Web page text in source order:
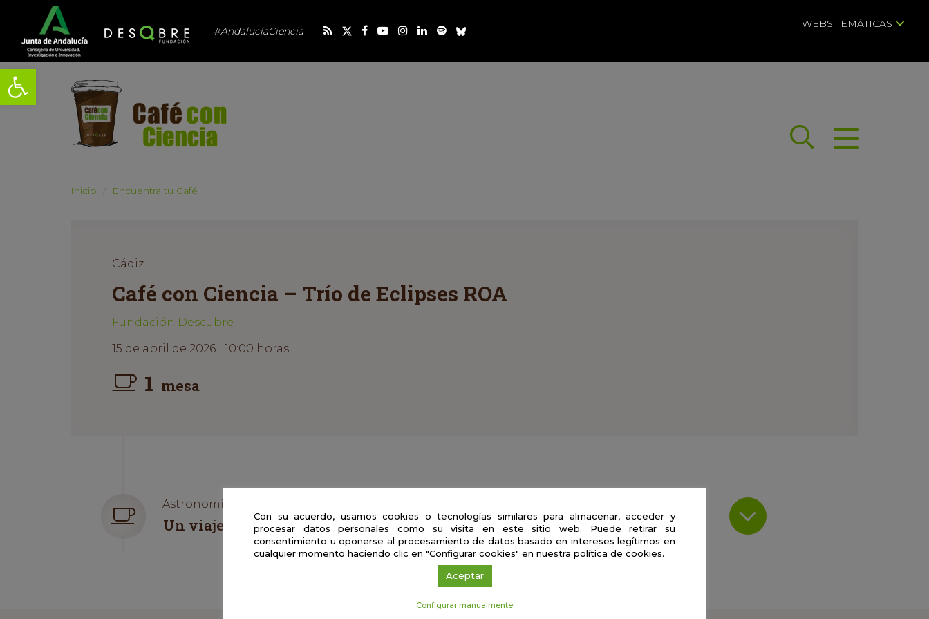
Abrir barra de herramientas
#AndalucíaCiencia
WEBS TEMÁTICAS
BuscarAbrir menú
Inicio Encuentra tu Café
Cádiz
Café con Ciencia – Trío de Eclipses ROA
Fundación Descubre
15 de abril de 2026 | 10:00 horas
1 mesa
Astronomía | Presencial
Un viaje por el Universo: El Sistema Solar
Con su acuerdo, usamos cookies o tecnologías similares para almacenar, acceder y
procesar datos personales como su visita en este sitio web. Puede retirar su
consentimiento u oponerse al procesamiento de datos basado en intereses legítimos en
cualquier momento haciendo clic en "Configurar cookies" en nuestra política de cookies.
Aceptar
Configurar manualmente